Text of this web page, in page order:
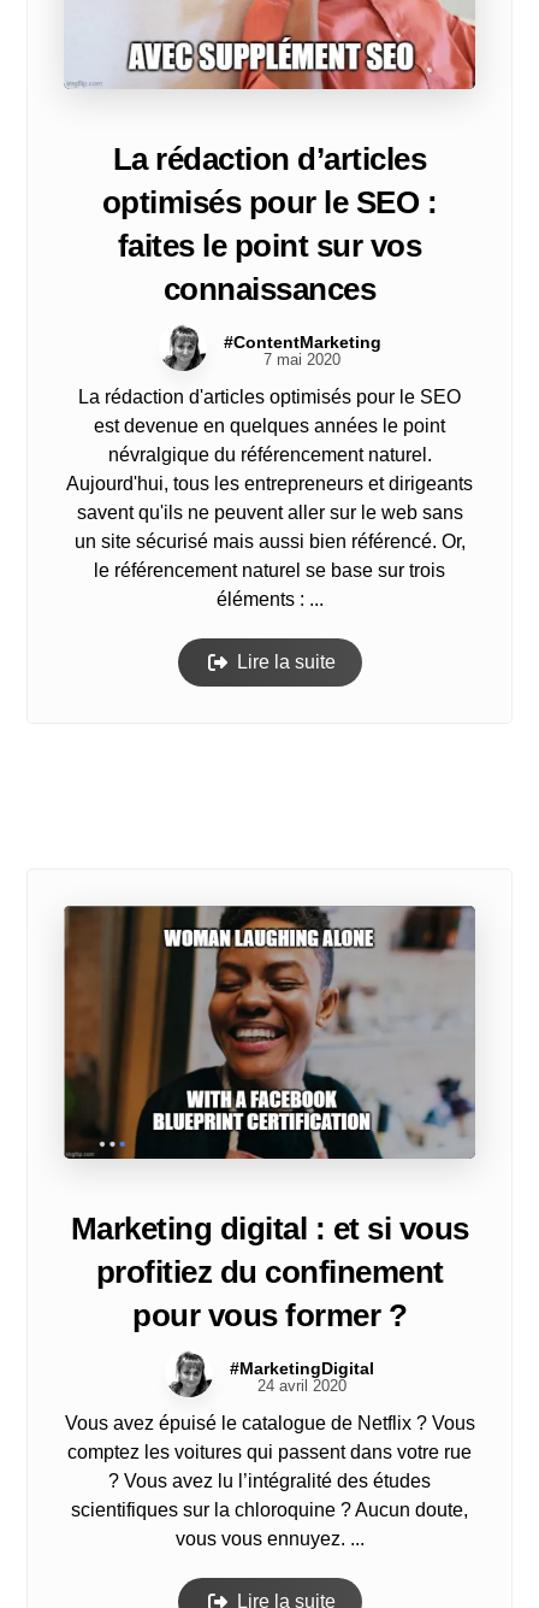
La rédaction d’articles
optimisés pour le SEO :
faites le point sur vos
connaissances
#ContentMarketing
7 mai 2020
La rédaction d'articles optimisés pour le SEO
est devenue en quelques années le point
névralgique du référencement naturel.
Aujourd'hui, tous les entrepreneurs et dirigeants
savent qu'ils ne peuvent aller sur le web sans
un site sécurisé mais aussi bien référencé. Or,
le référencement naturel se base sur trois
éléments : ...
Lire la suite
Marketing digital : et si vous
profitiez du confinement
pour vous former ?
#MarketingDigital
24 avril 2020
Vous avez épuisé le catalogue de Netflix ? Vous
comptez les voitures qui passent dans votre rue
? Vous avez lu l’intégralité des études
scientifiques sur la chloroquine ? Aucun doute,
vous vous ennuyez. ...
Lire la suite